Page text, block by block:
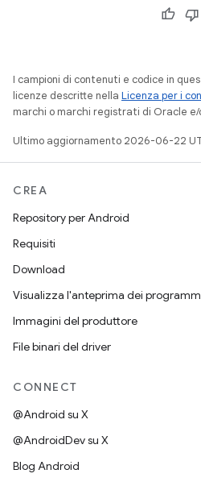
I campioni di contenuti e codice in
licenze descritte nella Licenza per i
marchi o marchi registrati di Oracle
Ultimo aggiornamento 2026-06-22
CREA
Repository per Android
Requisiti
Download
Visualizza l'anteprima dei
Immagini del produttore
File binari del driver
CONNECT
@Android su X
@AndroidDev su X
Blog Android